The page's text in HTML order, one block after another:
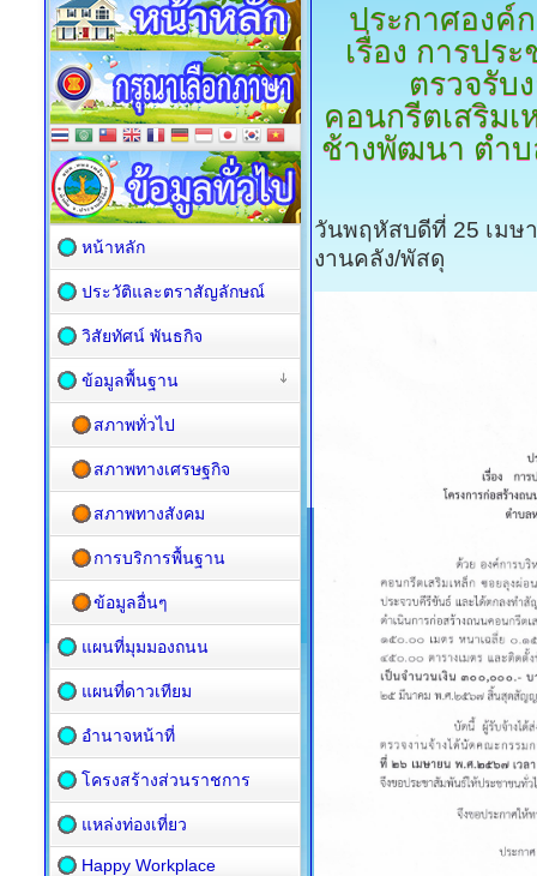
ประกาศองค์
เรื่อง การปร
ตรวจรับ
คอนกรีตเสริม
ช้างพัฒนา ตำบ
วันพฤหัสบดีที่ 25 เมษ
งานคลัง/พัสดุ
หน้าหลัก
ประวัติและตราสัญลักษณ์
วิสัยทัศน์ พันธกิจ
ข้อมูลพื้นฐาน
สภาพทั่วไป
สภาพทางเศรษฐกิจ
สภาพทางสังคม
การบริการพื้นฐาน
ข้อมูลอื่นๆ
แผนที่มุมมองถนน
แผนที่ดาวเทียม
อำนาจหน้าที่
โครงสร้างส่วนราชการ
แหล่งท่องเที่ยว
Happy Workplace